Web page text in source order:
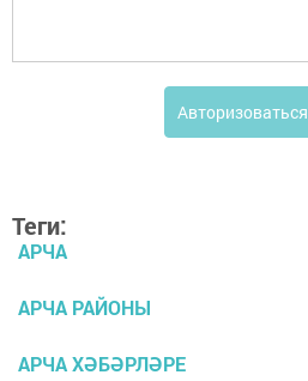
Авторизоваться
Теги:
АРЧА
АРЧА РАЙОНЫ
АРЧА ХӘБӘРЛӘРЕ